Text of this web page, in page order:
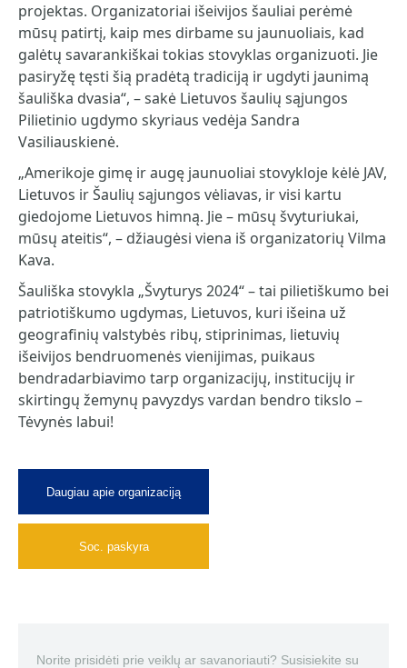
projektas. Organizatoriai išeivijos šauliai perėmė
mūsų patirtį, kaip mes dirbame su jaunuoliais, kad
galėtų savarankiškai tokias stovyklas organizuoti. Jie
pasiryžę tęsti šią pradėtą tradiciją ir ugdyti jaunimą
šauliška dvasia“, – sakė Lietuvos šaulių sąjungos
Pilietinio ugdymo skyriaus vedėja Sandra
Vasiliauskienė.
„Amerikoje gimę ir augę jaunuoliai stovykloje kėlė JAV,
Lietuvos ir Šaulių sąjungos vėliavas, ir visi kartu
giedojome Lietuvos himną. Jie – mūsų švyturiukai,
mūsų ateitis“, – džiaugėsi viena iš organizatorių Vilma
Kava.
Šauliška stovykla „Švyturys 2024“ – tai pilietiškumo bei
patriotiškumo ugdymas, Lietuvos, kuri išeina už
geografinių valstybės ribų, stiprinimas, lietuvių
išeivijos bendruomenės vienijimas, puikaus
bendradarbiavimo tarp organizacijų, institucijų ir
skirtingų žemynų pavyzdys vardan bendro tikslo –
Tėvynės labui!
Daugiau apie organizaciją
Soc. paskyra
Norite prisidėti prie veiklų ar savanoriauti? Susisiekite su